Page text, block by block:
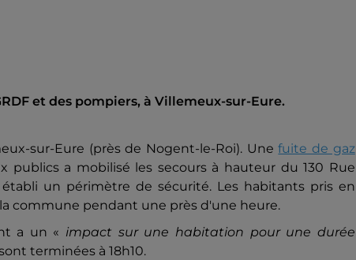
et des pompiers, à Villemeux-sur-Eure.
sur-Eure (près de Nogent-le-Roi). Unefuite de gaz
publics a mobilisé les secours à hauteur du 130 Rue
un périmètre de sécurité. Les habitants pris en
commune pendant une près d'une heure.
a un « impact sur une habitation pour une durée
terminées à 18h10.